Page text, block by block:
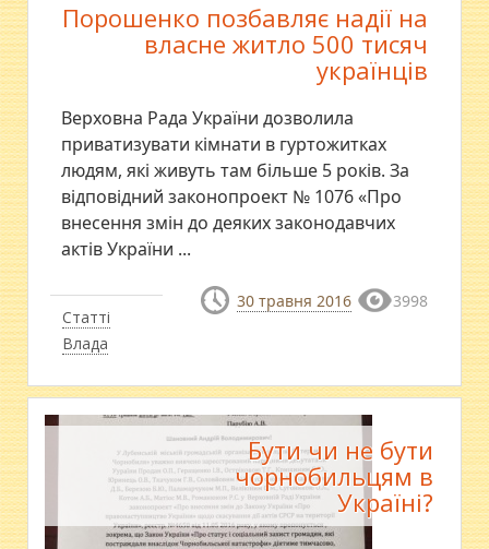
Статті
Влада
Порошенко позбавляє надії на
власне житло 500 тисяч
українців
Верховна Рада України дозволила
приватизувати кімнати в гуртожитках
людям, які живуть там більше 5 років. За
відповідний законопроект № 1076 «Про
внесення змін до деяких законодавчих
актів України ...
30 травня 2016 3998
Бути чи не бути
чорнобильцям в
Україні?